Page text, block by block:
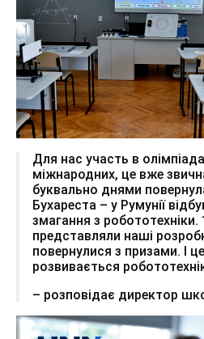
Для нас участь в
міжнародних, це вже
буквально днями
Бухареста – у Румунії
змагання з робототехніки.
представляли наші
повернулися з призами. І
розвивається
– розповідає директор